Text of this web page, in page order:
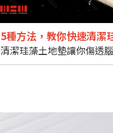
5種方法，教你快速清潔
清潔珪藻土地墊讓你傷透